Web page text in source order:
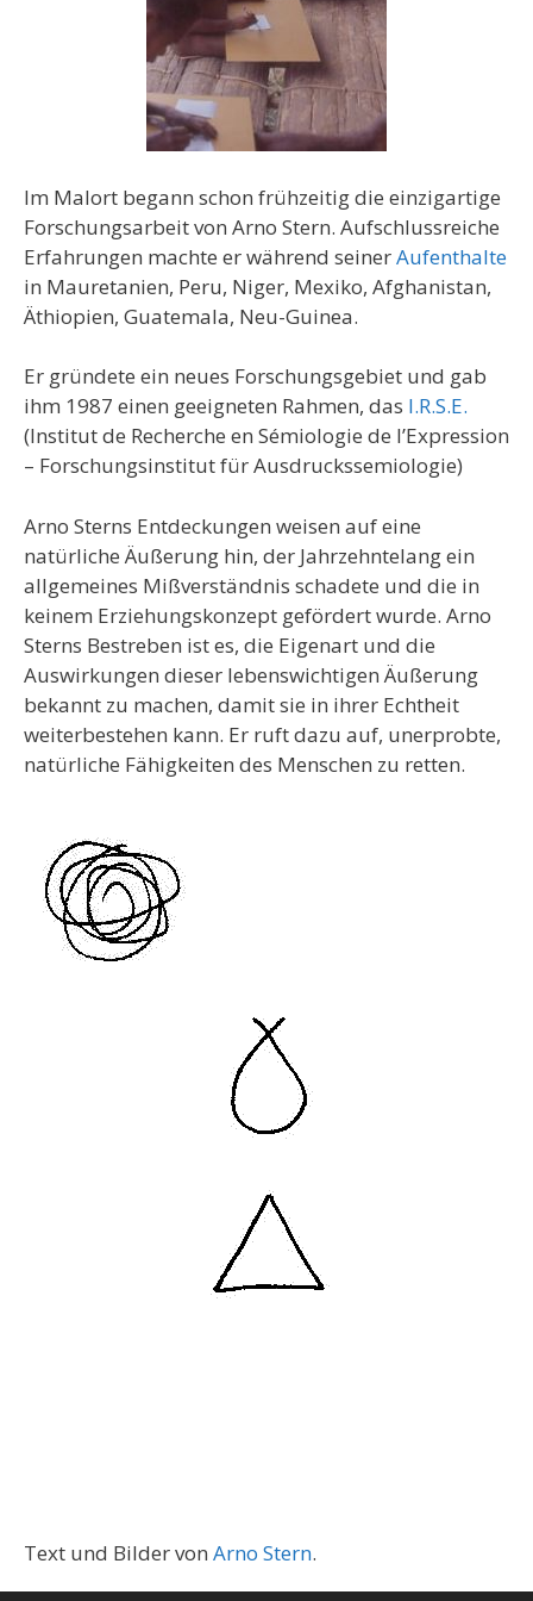
Im Malort begann schon frühzeitig die einzigartige
Forschungsarbeit von Arno Stern. Aufschlussreiche
Erfahrungen machte er während seinerAufenthalte
in Mauretanien, Peru, Niger, Mexiko, Afghanistan,
Äthiopien, Guatemala, Neu-Guinea.
Er gründete ein neues Forschungsgebiet und gab
ihm 1987 einen geeigneten Rahmen, das I.R.S.E.
(Institut de Recherche en Sémiologie de l’Expression
– Forschungsinstitut für Ausdruckssemiologie)
Arno Sterns Entdeckungen weisen auf eine
natürliche Äußerung hin, der Jahrzehntelang ein
allgemeines Mißverständnis schadete und die in
keinem Erziehungskonzept gefördert wurde. Arno
Sterns Bestreben ist es, die Eigenart und die
Auswirkungen dieser lebenswichtigen Äußerung
bekannt zu machen, damit sie in ihrer Echtheit
weiterbestehen kann. Er ruft dazu auf, unerprobte,
natürliche Fähigkeiten des Menschen zu retten.
Text und Bilder von Arno Stern.